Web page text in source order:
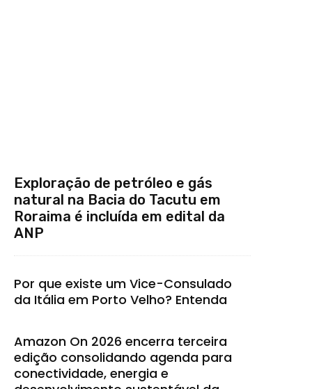
Exploração de petróleo e gás
natural na Bacia do Tacutu em
Roraima é incluída em edital da
ANP
Por que existe um Vice-Consulado
da Itália em Porto Velho? Entenda
Amazon On 2026 encerra terceira
edição consolidando agenda para
conectividade, energia e